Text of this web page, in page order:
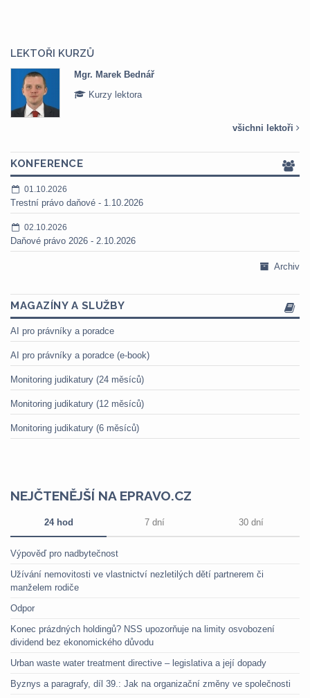
LEKTOŘI KURZŮ
Mgr. Marek Bednář
Kurzy lektora
všichni lektoři
KONFERENCE
01.10.2026
Trestní právo daňové - 1.10.2026
02.10.2026
Daňové právo 2026 - 2.10.2026
Archiv
MAGAZÍNY A SLUŽBY
AI pro právníky a poradce
AI pro právníky a poradce (e-book)
Monitoring judikatury (24 měsíců)
Monitoring judikatury (12 měsíců)
Monitoring judikatury (6 měsíců)
NEJČTENĚJŠÍ NA EPRAVO.CZ
24 hod 7 dní 30 dní
Výpověď pro nadbytečnost
Užívání nemovitosti ve vlastnictví nezletilých dětí partnerem či
manželem rodiče
Odpor
Konec prázdných holdingů? NSS upozorňuje na limity osvobození
dividend bez ekonomického důvodu
Urban waste water treatment directive – legislativa a její dopady
Byznys a paragrafy, díl 39.: Jak na organizační změny ve společnosti